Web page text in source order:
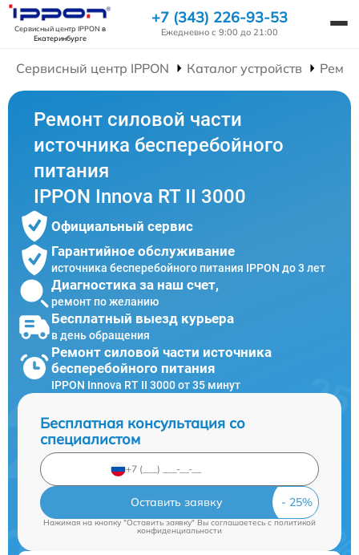
Сервисный центр IPPON в
Екатеринбурге
+7 (343) 226-93-53
Ежедневно с 9:00 до 21:00
Сервисный центр IPPON Каталог устройств
Ремонт силовой части
источника бесперебойного
питания
IPPON Innova RT II 3000
Официальный сервис
Гарантийное обслуживание
источника бесперебойного питания IPPON до 3 лет
Диагностика за наш счет,
ремонт по желанию
Бесплатный выезд курьера
в день обращения
Ремонт силовой части источника
бесперебойного питания
IPPON Innova RT II 3000 от 35 минут
Бесплатная консультация со
специалистом
Оставить заявку
Нажимая на кнопку "Оставить заявку" Вы соглашаетесь cполитикой
конфиденциальности